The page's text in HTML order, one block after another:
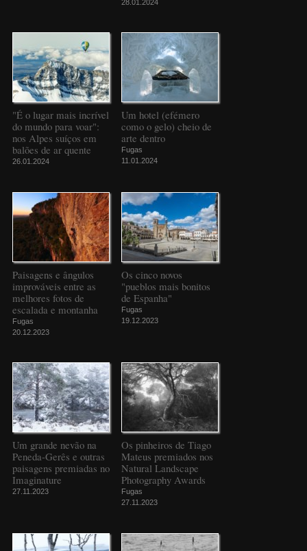
28.01.2024
"É o lugar mais incrível
do mundo para voar":
nos Alpes suíços em
balões de ar quente
26.01.2024
Um hotel (efémero
como o gelo) cheio de
arte dentro
Fugas
11.01.2024
Paisagens e ângulos
improváveis entre as
melhores fotos de
escalada e montanha
Fugas
20.12.2023
Os cinco novos
"pueblos mais bonitos
de Espanha"
Fugas
19.12.2023
Um grande nevão na
Peneda-Gerês e outras
paisagens premiadas no
Imaginature
27.11.2023
Os pinheiros de Tiago
Mateus premiados nos
Natural Landscape
Photography Awards
Fugas
27.11.2023